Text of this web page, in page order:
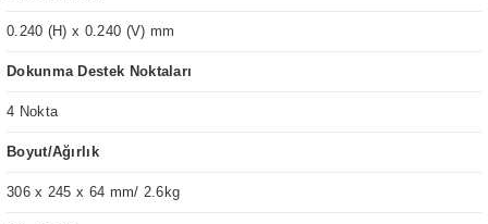
0.240 (H) x 0.240 (V) mm
Dokunma Destek Noktaları
4 Nokta
Boyut/Ağırlık
306 x 245 x 64 mm/ 2.6kg